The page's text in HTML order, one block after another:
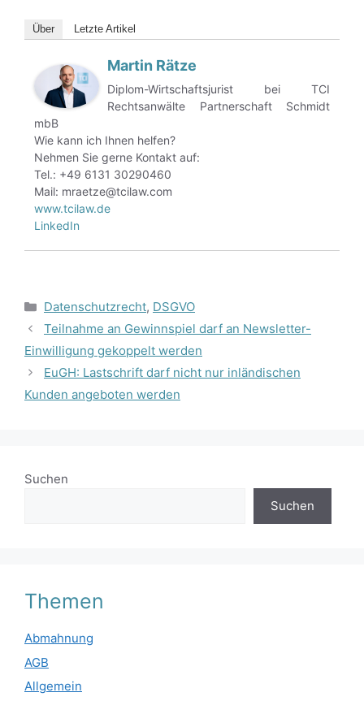
Über Letzte Artikel
Martin Rätze
Diplom-Wirtschaftsjurist bei TCI
Rechtsanwälte Partnerschaft Schmidt
mbB
Wie kann ich Ihnen helfen?
Nehmen Sie gerne Kontakt auf:
Tel.: +49 6131 30290460
Mail: mraetze@tcilaw.com
www.tcilaw.de
LinkedIn
Kategorien
Datenschutzrecht, DSGVO
Teilnahme an Gewinnspiel darf an Newsletter-
Einwilligung gekoppelt werden
EuGH: Lastschrift darf nicht nur inländischen
Kunden angeboten werden
Suchen
Suchen
Themen
Abmahnung
AGB
Allgemein